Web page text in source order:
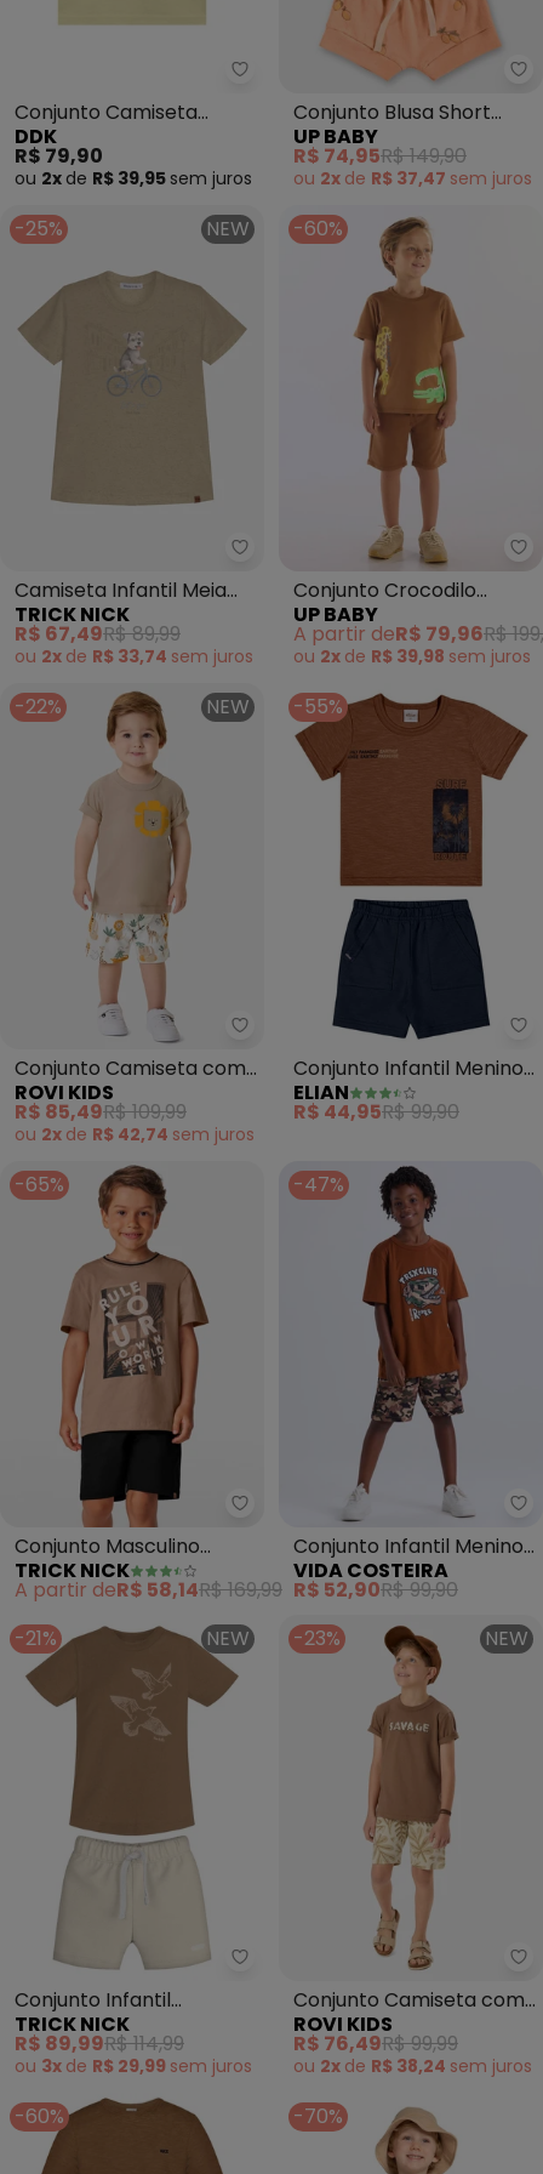
Ddk - Conjunto Camiseta
Conjunto Camiseta
Cachorro e Bermuda
(Marrom)
DDK
R$ 79,90
ou 2x de R$ 39,95 sem juros
Conjunto Blusa Short
Ribana Nature (Marrom)
UP BABY
R$ 74,95R$ 149,90
ou 2x de R$ 37,47 sem juros
-25% NEW
Trick Nick - Camiseta Infantil
Camiseta Infantil Meia
Malha Estampa
(Marrom)
TRICK NICK
R$ 67,49R$ 89,99
ou 2x de R$ 33,74 sem juros
-60%
Conjunto Crocodilo
Camiseta Bermuda Up
Baby Marrom
UP BABY
A partir deR$ 79,96R$
ou 2x de R$ 39,98 sem juros
-22% NEW
Rovi Kids - Conjunto Camiseta
Conjunto Camiseta com
Bermuda Infantil
(Marrom)
ROVI KIDS
R$ 85,49R$ 109,99
ou 2x de R$ 42,74 sem juros
-55%
Conjunto Infantil Menino
Curto Surf (Marrom)
ELIAN
R$ 44,95R$ 99,90
-65%
Trick Nick - Conjunto
Conjunto Masculino
Camiseta com Bermuda
(Marrom)
TRICK NICK
A partir deR$ 58,14R$ 169,99
-47%
Conjunto Infantil Menino
T-Rex Club (Caramelo)
VIDA COSTEIRA
R$ 52,90R$ 99,90
-21%
NEW
Trick Nick - Conjunto Infantil
Conjunto Infantil
Camiseta com Bermuda
(Marrom)
TRICK NICK
R$ 89,99R$ 114,99
ou 3x de R$ 29,99 sem juros
-23% NEW
Conjunto Camiseta com
Bermuda Infantil
(Marrom)
ROVI KIDS
R$ 76,49R$ 99,99
ou 2x de R$ 38,24 sem juros
-60% -70%